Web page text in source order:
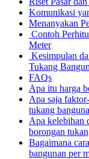
Komunikasi
Menanyakan
Contoh
Meter
Kesimpulan
Tukang
FAQs
Apa itu harga
Apa saja
tukang
Apa kelebihan
borongan
Bagaimana
bangunan per